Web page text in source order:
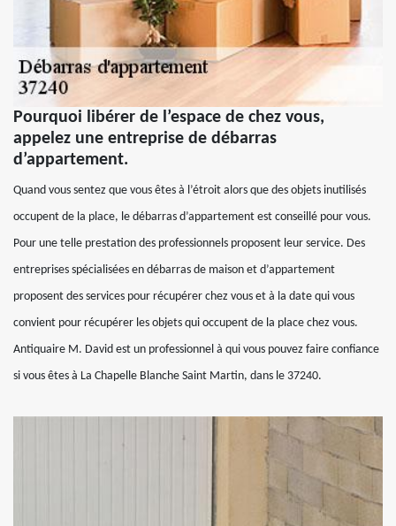
Pourquoi libérer de l’espace de chez vous,
appelez une entreprise de débarras
d’appartement.
Quand vous sentez que vous êtes à l’étroit alors que des objets inutilisés
occupent de la place, le débarras d’appartement est conseillé pour vous.
Pour une telle prestation des professionnels proposent leur service. Des
entreprises spécialisées en débarras de maison et d’appartement
proposent des services pour récupérer chez vous et à la date qui vous
convient pour récupérer les objets qui occupent de la place chez vous.
Antiquaire M. David est un professionnel à qui vous pouvez faire confiance
si vous êtes à La Chapelle Blanche Saint Martin, dans le 37240.